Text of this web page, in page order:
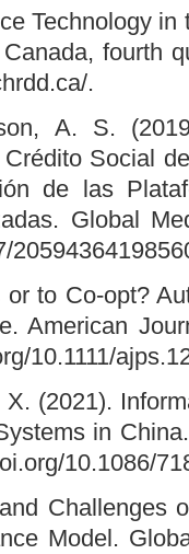
Technology in
fourth
.
A. S.
Social
de las
Global
to Co-opt?
American
10.1111/
(2021).
in
10.1086/
Challenges
Model.